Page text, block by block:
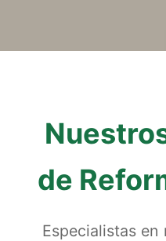
de
Especialistas en